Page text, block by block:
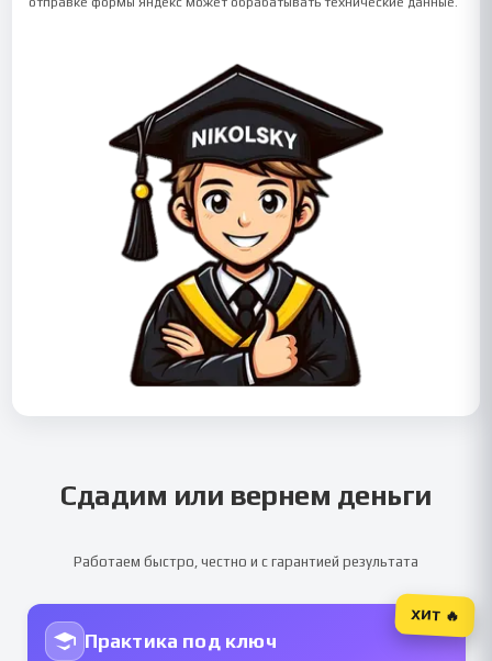
Сдадим или вернем деньги
Работаем быстро, честно и с гарантией результата
Практика под ключ
ХИТ 🔥